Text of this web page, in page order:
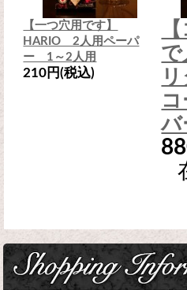
【一つ穴用です】
HARIO 2人用ペーパ
ー 1～2人用
210円(税込)
で
バ